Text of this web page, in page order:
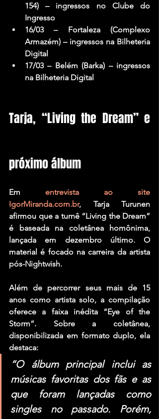
154) – ingressos no Clube do
Ingresso
16/03 – Fortaleza (Complexo
Armazém) – ingressos na Bilheteria
Digital
17/03 – Belém (Barka) – ingressos
na Bilheteria Digital
Tarja, “Living the Dream” e
próximo álbum
Em entrevista ao site
IgorMiranda.com.br, Tarja Turunen
afirmou que a turnê “Living the Dream”
é baseada na coletânea homônima,
lançada em dezembro último. O
material é focado na carreira da artista
pós-Nightwish.
Além de percorrer seus mais de 15
anos como artista solo, a compilação
oferece a faixa inédita “Eye of the
Storm”. Sobre a coletânea,
disponibilizada em formato duplo, ela
destaca:
“O álbum principal inclui as
músicas favoritas dos fãs e as
que foram lançadas como
singles no passado. Porém,